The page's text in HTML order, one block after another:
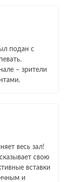
подан с
– зрители
весь зал!
свою
вставки
и